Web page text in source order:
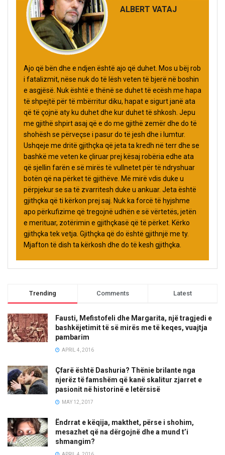
ALBERT VATAJ
Ajo që bën dhe e ndjen është ajo që duhet. Mos u bëj rob
i fatalizmit, nëse nuk do të lësh veten të bjerë në boshin
e asgjësë. Nuk është e thënë se duhet të ecësh me hapa
të shpejtë për të mbërritur diku, hapat e sigurt janë ata
që të çojnë aty ku duhet dhe kur duhet të shkosh. Jepu
me gjithë shpirt asaj që e do me gjithë zemër dhe do të
shohësh se përveçse i pasur do të jesh dhe i lumtur.
Ushqeje me dritë gjithçka që jeta ta kredh në terr dhe se
bashkë me veten ke çliruar prej kësaj robëria edhe ata
që sjellin farën e së mirës të vullnetet për të ndryshuar
botën që na përket të gjithëve. Më mirë vdis duke u
përpjekur se sa të zvarritesh duke u ankuar. Jeta është
gjithçka që ti kërkon prej saj. Nuk ka forcë të hyjshme
apo përkufizime që tregojnë udhën e së vërtetës, jetën
e merituar, zotërimin e gjithçkasë që të përket. Kërko
gjithçka tek vetja. Gjithçka që do është gjithnjë me ty.
Mjafton të dish ta kërkosh dhe do të kesh gjithçka.
Trending Comments Latest
Fausti, Mefistofeli dhe Margarita, një tragjedi e
bashkëjetimit të së mirës me të keqes, vuajtja
pambarim
APRIL 4, 2016
Çfarë është Dashuria? Thënie brilante nga
njerëz të famshëm që kanë skalitur zjarret e
pasionit në historinë e letërsisë
MAY 12, 2017
Ëndrrat e këqija, makthet, përse i shohim,
mesazhet që na dërgojnë dhe a mund t’i
shmangim?